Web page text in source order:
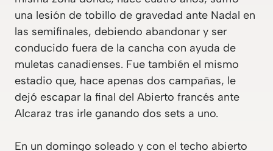
una lesión de tobillo de gravedad ante Nadal en
las semifinales, debiendo abandonar y ser
conducido fuera de la cancha con ayuda de
muletas canadienses. Fue también el mismo
estadio que, hace apenas dos campañas, le
dejó escapar la final del Abierto francés ante
Alcaraz tras irle ganando dos sets a uno.
En un domingo soleado y con el techo abierto